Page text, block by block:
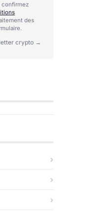
confirmez
des
crypto →